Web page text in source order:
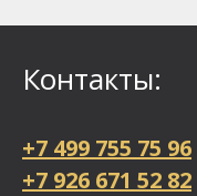
Контакты:
+7 499 755 75 96
+7 926 671 52 82